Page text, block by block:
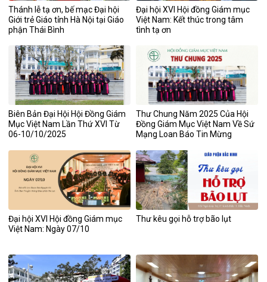
Thánh lễ tạ ơn, bế mạc Đại hội
Giới trẻ Giáo tỉnh Hà Nội tại Giáo
phận Thái Bình
Đại hội XVI Hội đồng Giám mục
Việt Nam: Kết thúc trong tâm
tình tạ ơn
Biên Bản Đại Hội Hội Đồng Giám
Mục Việt Nam Lần Thứ XVI Từ
06-10/10/2025
Thư Chung Năm 2025 Của Hội
Đồng Giám Mục Việt Nam Về Sứ
Mạng Loan Báo Tin Mừng
Đại hội XVI Hội đồng Giám mục
Việt Nam: Ngày 07/10
Thư kêu gọi hỗ trợ bão lụt